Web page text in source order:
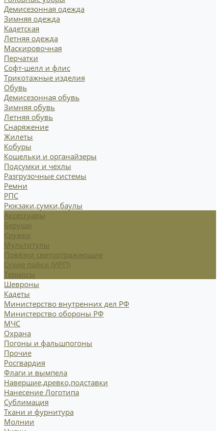
Демисезонная одежда
Зимняя одежда
Кадетская
Летняя одежда
Маскировочная
Перчатки
Софт-шелл и флис
Трикотажные изделия
Обувь
Демисезонная обувь
Зимняя обувь
Летняя обувь
Снаряжение
Жилеты
Кобуры
Кошельки и органайзеры
Подсумки и чехлы
Разгрузочные системы
Ремни
РПС
Рюкзаки,сумки,баулы
Аксессуары
Беруши
Кружки
Мультитулы
Повязки светоотражающие
Сухие пайки (ИРП)
Термосы
Шевроны
Кадеты
Министерство внутренних дел РФ
Министерство обороны РФ
МЧС
Охрана
Погоны и фальшпогоны
Прочие
Росгвардия
Флаги и вымпела
Навершие,древко,подставки
Нанесение Логотипа
Сублимация
Ткани и фурнитура
Молнии